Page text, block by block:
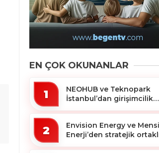
EN ÇOK OKUNANLAR
1
NEOHUB ve Teknopark
İstanbul’dan girişimcilik
2
Envision Energy ve
Enerji’den stratejik